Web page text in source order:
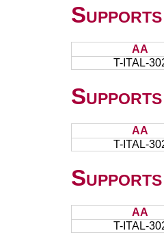
AA
T-ITAL-
AA
T-ITAL-
Supports
AA
T-ITAL-